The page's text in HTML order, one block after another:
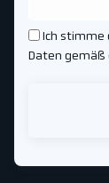
Ich stimme
Daten gemäß